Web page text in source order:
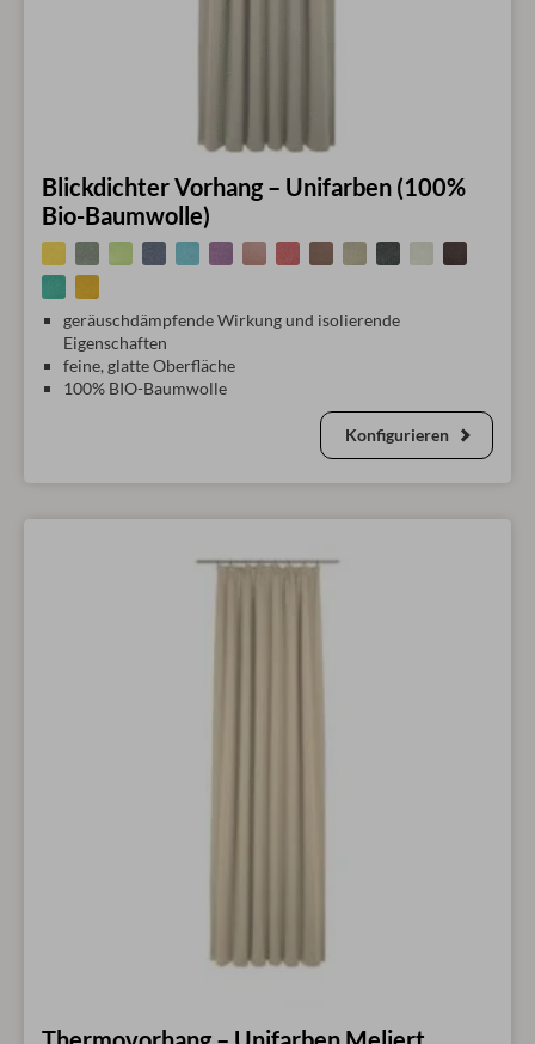
Blickdichter Vorhang – Unifarben (100%
Bio-Baumwolle)
geräuschdämpfende Wirkung und isolierende
Eigenschaften
feine, glatte Oberfläche
100% BIO-Baumwolle